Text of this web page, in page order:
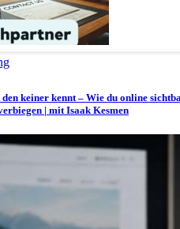
keiner kennt – Wie du online
| mit Isaak Kesmen